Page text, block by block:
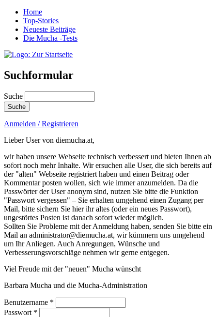
Home
Top-Stories
Neueste Beiträge
Die Mucha -Tests
Suchformular
Suche
Anmelden / Registrieren
Lieber User von diemucha.at,
wir haben unsere Webseite technisch verbessert und bieten Ihnen ab
sofort noch mehr Inhalte. Wir ersuchen alle User, die sich bereits auf
der "alten" Webseite registriert haben und einen Beitrag oder
Kommentar posten wollen, sich wie immer anzumelden. Da die
Passwörter der User anonym sind, nutzen Sie bitte die Funktion
"Passwort vergessen" – Sie erhalten umgehend einen Zugang per
Mail, bitte sichern Sie hier ihr altes (oder ein neues Passwort),
ungestörtes Posten ist danach sofort wieder möglich.
Sollten Sie Probleme mit der Anmeldung haben, senden Sie bitte ein
Mail an administrator@diemucha.at, wir kümmern uns umgehend
um Ihr Anliegen. Auch Anregungen, Wünsche und
Verbesserungsvorschläge nehmen wir gerne entgegen.
Viel Freude mit der "neuen" Mucha wünscht
Barbara Mucha und die Mucha-Administration
Benutzername *
Passwort *